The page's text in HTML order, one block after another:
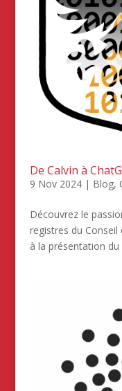
De Calvin à
9 Nov 2024| Blog,
Découvrez le
registres du Conseil
à la présentation du